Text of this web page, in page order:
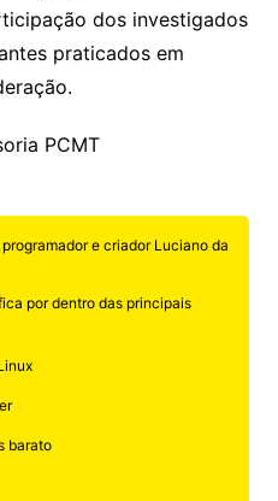
dos investigados
praticados em
PCMT
e criador Luciano da
por dentro das principais
barato